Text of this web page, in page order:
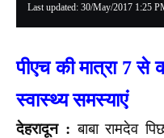
Last updated: 30/May/2017 1:25
पीएच की मात्रा 7 से
स्‍वास्‍थ्‍य समस्‍याएं
देहरादून : बाबा रामदेव